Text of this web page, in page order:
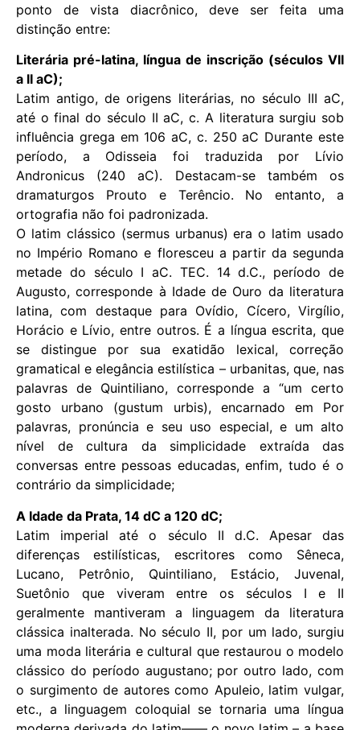
ponto de vista diacrônico, deve ser feita uma
distinção entre:
Literária pré-latina, língua de inscrição (séculos VII
a II aC);
Latim antigo, de origens literárias, no século III aC,
até o final do século II aC, c. A literatura surgiu sob
influência grega em 106 aC, c. 250 aC Durante este
período, a Odisseia foi traduzida por Lívio
Andronicus (240 aC). Destacam-se também os
dramaturgos Prouto e Terêncio. No entanto, a
ortografia não foi padronizada.
O latim clássico (sermus urbanus) era o latim usado
no Império Romano e floresceu a partir da segunda
metade do século I aC. TEC. 14 d.C., período de
Augusto, corresponde à Idade de Ouro da literatura
latina, com destaque para Ovídio, Cícero, Virgílio,
Horácio e Lívio, entre outros. É a língua escrita, que
se distingue por sua exatidão lexical, correção
gramatical e elegância estilística – urbanitas, que, nas
palavras de Quintiliano, corresponde a “um certo
gosto urbano (gustum urbis), encarnado em Por
palavras, pronúncia e seu uso especial, e um alto
nível de cultura da simplicidade extraída das
conversas entre pessoas educadas, enfim, tudo é o
contrário da simplicidade;
A Idade da Prata, 14 dC a 120 dC;
Latim imperial até o século II d.C. Apesar das
diferenças estilísticas, escritores como Sêneca,
Lucano, Petrônio, Quintiliano, Estácio, Juvenal,
Suetônio que viveram entre os séculos I e II
geralmente mantiveram a linguagem da literatura
clássica inalterada. No século II, por um lado, surgiu
uma moda literária e cultural que restaurou o modelo
clássico do período augustano; por outro lado, com
o surgimento de autores como Apuleio, latim vulgar,
etc., a linguagem coloquial se tornaria uma língua